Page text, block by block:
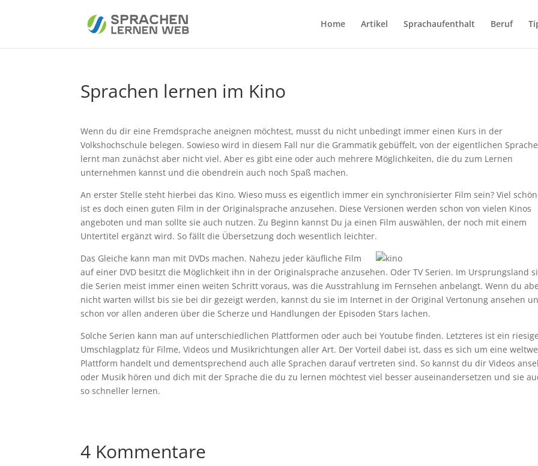
Home Artikel Sprachaufenthalt Beruf
Sprachen lernen im Kino
Wenn du dir eine Fremdsprache aneignen möchtest, musst du nicht unbedingt immer einen Kurs in der
Volkshochschule belegen. Sowieso wird in diesem Fall nur die Grammatik gebüffelt, von der eigentlichen Sprache
lernt man zunächst aber nicht viel. Aber es gibt eine oder auch mehrere Möglichkeiten, die du zum Lernen
unternehmen kannst und die obendrein auch noch Spaß machen.
An erster Stelle steht hierbei das Kino. Wieso muss es eigentlich immer ein synchronisierter Film sein? Viel
ist es doch einen guten Film in der Originalsprache anzusehen. Diese Versionen werden schon von vielen Kinos
angeboten und man sollte sie auch nutzen. Zu Beginn kannst Du ja einen Film auswählen, der noch mit einem
Untertitel ergänzt wird. So fällt die Übersetzung doch wesentlich leichter.
Das Gleiche kann man mit DVDs machen. Nahezu jeder käufliche Film
auf einer DVD besitzt die Möglichkeit ihn in der Originalsprache anzusehen. Oder TV Serien. Im Ursprungsland
die Serien meist immer einen weiten Schritt voraus, was die Ausstrahlung im Fernsehen anbelangt. Wenn du
nicht warten willst bis sie bei dir gezeigt werden, kannst du sie im Internet in der Original Vertonung ansehen
schon vor allen anderen über die Scherze und Handlungen der Episoden Stars lachen.
Solche Serien kann man auf unterschiedlichen Plattformen oder auch bei Youtube finden. Letzteres ist ein
Umschlagplatz für Filme, Videos und Musikrichtungen aller Art. Der Vorteil dabei ist, dass es sich um eine
Plattform handelt und dementsprechend auch alle Sprachen darauf vertreten sind. So kannst du dir Videos
oder Musik hören und dich mit der Sprache die du zu lernen möchtest viel besser auseinandersetzen und sie
so schneller lernen.
4 Kommentare